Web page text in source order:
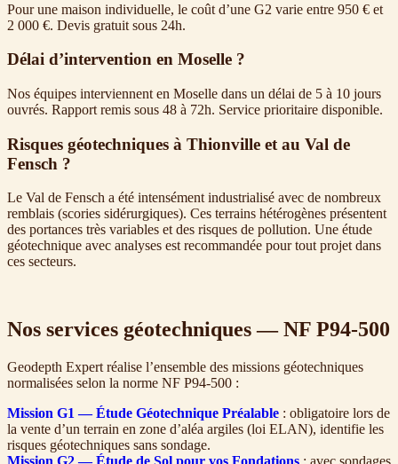
Pour une maison individuelle, le coût d’une G2 varie entre 950 € et
2 000 €. Devis gratuit sous 24h.
Délai d’intervention en Moselle ?
Nos équipes interviennent en Moselle dans un délai de 5 à 10 jours
ouvrés. Rapport remis sous 48 à 72h. Service prioritaire disponible.
Risques géotechniques à Thionville et au Val de
Fensch ?
Le Val de Fensch a été intensément industrialisé avec de nombreux
remblais (scories sidérurgiques). Ces terrains hétérogènes présentent
des portances très variables et des risques de pollution. Une étude
géotechnique avec analyses est recommandée pour tout projet dans
ces secteurs.
Nos services géotechniques — NF P94-500
Geodepth Expert réalise l’ensemble des missions géotechniques
normalisées selon la norme NF P94-500 :
Mission G1 — Étude Géotechnique Préalable : obligatoire lors de
la vente d’un terrain en zone d’aléa argiles (loi ELAN), identifie les
risques géotechniques sans sondage.